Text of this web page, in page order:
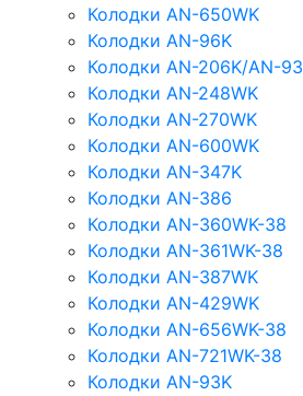
Колодки AN-650WK
Колодки AN-96K
Колодки AN-206K/AN-93
Колодки AN-248WK
Колодки AN-270WK
Колодки AN-600WK
Колодки AN-347K
Колодки AN-386
Колодки AN-360WK-38
Колодки AN-361WK-38
Колодки AN-387WK
Колодки AN-429WK
Колодки AN-656WK-38
Колодки AN-721WK-38
Колодки AN-93K